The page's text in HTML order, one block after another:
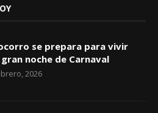
se prepara para vivir
gran noche de Carnaval
2026